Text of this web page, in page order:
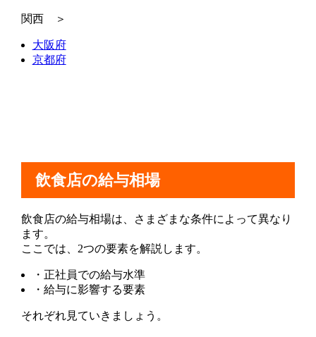
関西 ＞
大阪府
京都府
飲食店の給与相場
飲食店の給与相場は、さまざまな条件によって異なり
ます。
ここでは、2つの要素を解説します。
・正社員での給与水準
・給与に影響する要素
それぞれ見ていきましょう。